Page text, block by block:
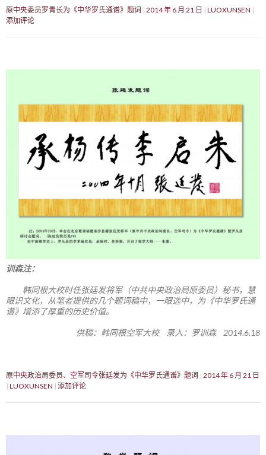
原中央委员罗青长为《中华罗氏通谱》题词 2014 年 6 月 21 日
LUOXUNSEN
添加评论
训森注：
韩同根大校时任张廷发将军（中共中央政治局原委员）秘书，慧
眼识文化，从笔者提供的几个题词稿中，一眼选中，为《中华罗氏通
谱》增添了厚重的历史价值。
供稿：韩同根空军大校 录入：罗训森 2014.6.18
原中央政治局委员、空军司令张廷发为《中华罗氏通谱》题词 2014 年 6 月 21 日
LUOXUNSEN 添加评论